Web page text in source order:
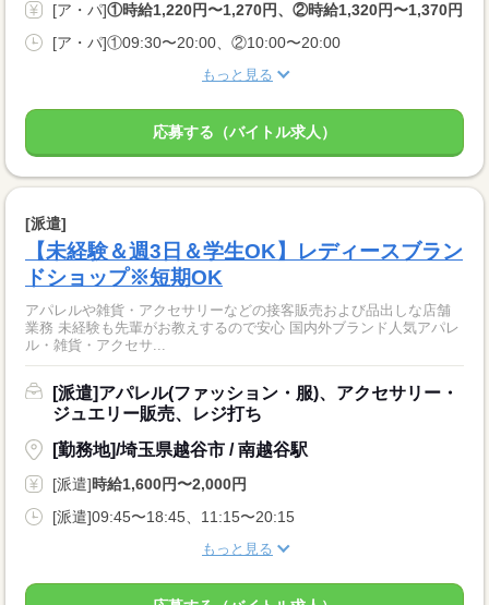
[ア・パ]①時給1,220円〜1,270円、②時給1,320円〜1,370円
[ア・パ]①09:30〜20:00、②10:00〜20:00
もっと見る
応募する（バイトル求人）
[派遣]
【未経験＆週3日＆学生OK】レディースブラン
ドショップ※短期OK
アパレルや雑貨・アクセサリーなどの接客販売および品出しな店舗
業務 未経験も先輩がお教えするので安心 国内外ブランド人気アパレ
ル・雑貨・アクセサ...
[派遣]アパレル(ファッション・服)、アクセサリー・
ジュエリー販売、レジ打ち
[勤務地]/埼玉県越谷市 / 南越谷駅
[派遣]時給1,600円〜2,000円
[派遣]09:45〜18:45、11:15〜20:15
もっと見る